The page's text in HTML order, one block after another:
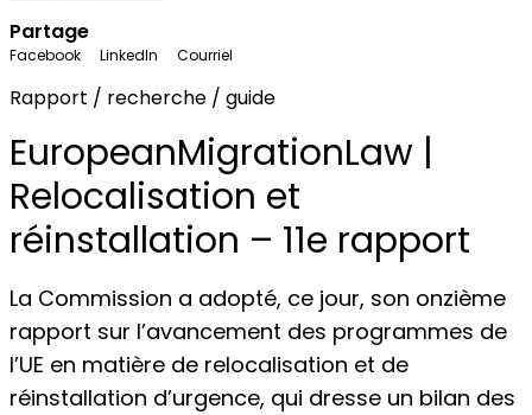
Partage
Facebook LinkedIn Courriel
Rapport / recherche / guide
EuropeanMigrationLaw |
Relocalisation et
réinstallation – 11e rapport
La Commission a adopté, ce jour, son onzième
rapport sur l’avancement des programmes de
l’UE en matière de relocalisation et de
réinstallation d’urgence, qui dresse un bilan des